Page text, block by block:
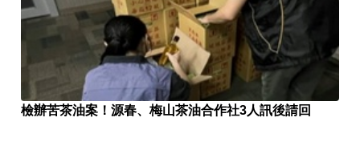
檢辦苦茶油案！源春、梅山茶油合作社3人訊後請回